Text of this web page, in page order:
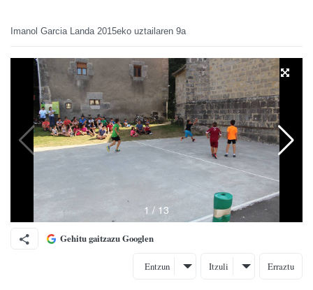
Imanol Garcia Landa 2015eko uztailaren 9a
Gehitu gaitzazu Googlen
Entzun Itzuli Erraztu